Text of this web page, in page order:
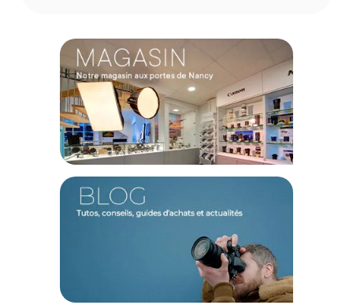
CONTENU DU CARTON
1x Tiffen filtre Black Fog 2 82mm
Offre valable jusqu'au 08-08-2026 inclus.
884613044336
(1) Offre valable jusqu'au 31 Décembre 2030 à partir de 49 euros
relais situé en France continentale uniquement, valable uniquement
sur les produits de moins de 1m et moins de 20Kg.
(3) Nombre de points Fidélité estimés, hors remises au panier, basé